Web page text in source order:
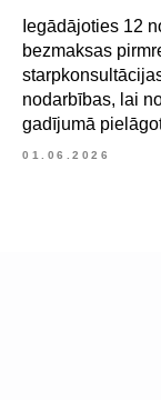
Iegādājoties 12
bezmaksas
nodarbības, lai
gadījumā
01.06.2026
010001956
Fizioterapeits Rīgā |
centrs
© 2023. Visas tiesības
Dr. Bubnovska centrs